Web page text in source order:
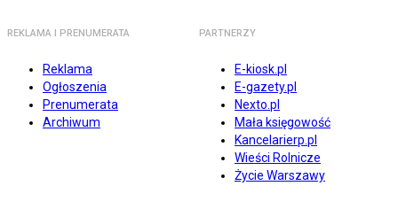
REKLAMA I PRENUMERATA
Reklama
Ogłoszenia
Prenumerata
Archiwum
PARTNERZY
E-kiosk.pl
E-gazety.pl
Nexto.pl
Mała księgowość
Kancelarierp.pl
Wieści Rolnicze
Życie Warszawy